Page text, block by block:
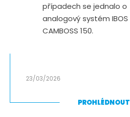
případech se jednalo o
analogový systém IBOS
CAMBOSS 150.
23/03/2026
PROHLÉDNOUT